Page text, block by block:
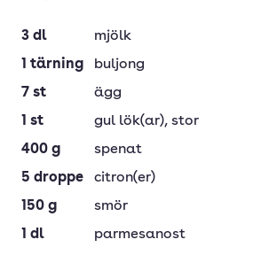
3 dl
mjölk
1 tärning
buljong
7 st
ägg
1 st gul lök(ar), stor
400 g
spenat
5 droppe
citron(er)
150 g
smör
1 dl
parmesanost